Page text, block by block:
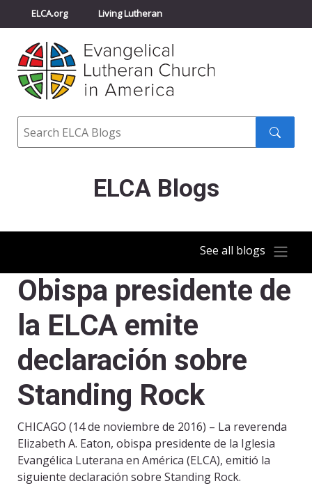
ELCA.org Living Lutheran
Churchwide Assembly
ELCA Directory
Search
ELCA Blogs
See all blogs
Obispa presidente de
la ELCA emite
declaración sobre
Standing Rock
CHICAGO (14 de noviembre de 2016) – La reverenda
Elizabeth A. Eaton, obispa presidente de la Iglesia
Evangélica Luterana en América (ELCA), emitió la
siguiente declaración sobre Standing Rock.